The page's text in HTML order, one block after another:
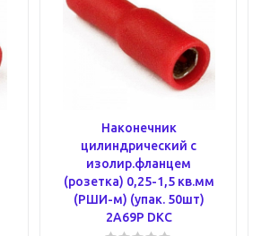
Наконечник
цилиндрический с
изолир.фланцем
(розетка) 0,25-1,5 кв.мм
(РШИ-м) (упак. 50шт)
2A69P DKC